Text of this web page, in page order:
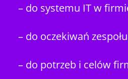
– do systemu IT w
– do oczekiwań zespołu
– do potrzeb i celów